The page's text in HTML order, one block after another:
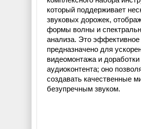
который поддерживает
звуковых дорожек,
формы волны и
анализа. Это
предназначено для
видеомонтажа и доработки
аудиоконтента; оно
создавать качественные
безупречным звуком.